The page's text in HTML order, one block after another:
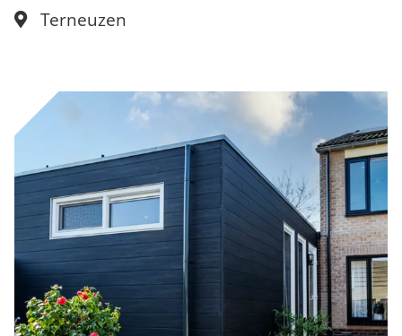
bouwen tot extra slaapkamer met tweede badkamer.
Terneuzen